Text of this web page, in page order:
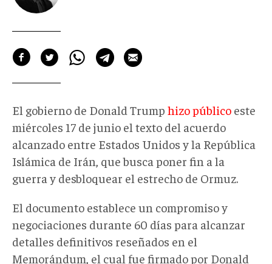
El gobierno de Donald Trump hizo público este
miércoles 17 de junio el texto del acuerdo
alcanzado entre Estados Unidos y la República
Islámica de Irán, que busca poner fin a la
guerra y desbloquear el estrecho de Ormuz.
El documento establece un compromiso y
negociaciones durante 60 días para alcanzar
detalles definitivos reseñados en el
Memorándum, el cual fue firmado por Donald